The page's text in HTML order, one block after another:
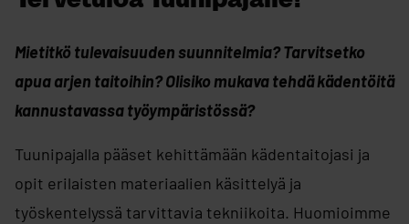
Mietitkö tulevaisuuden suunnitelmia? Tarvitsetko
apua arjen taitoihin? Olisiko mukava tehdä kädentöitä
kannustavassa työympäristössä?
Tuunipajalla pääset kehittämään kädentaitojasi ja
opit erilaisten materiaalien käsittelyä ja
työskentelyssä tarvittavia tekniikoita. Huomioimme